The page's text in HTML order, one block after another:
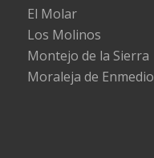
El Molar
Los Molinos
Montejo de la Sierra
Moraleja de Enmedio